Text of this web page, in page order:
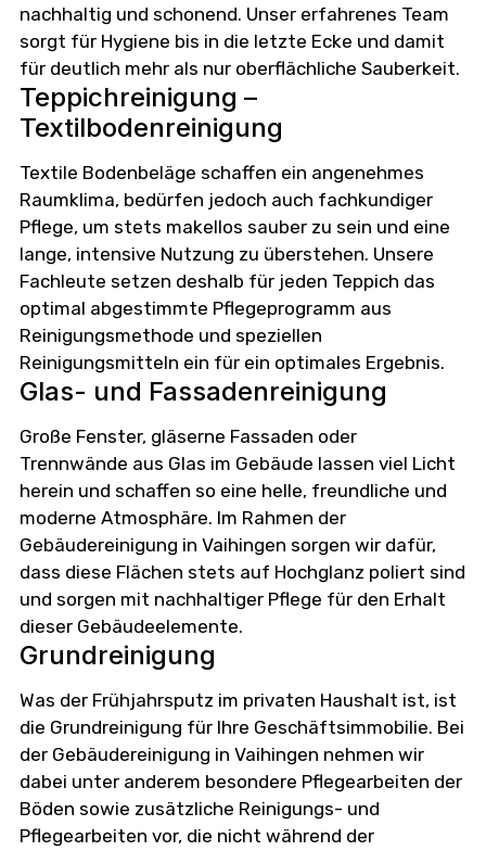
nachhaltig und schonend. Unser erfahrenes Team
sorgt für Hygiene bis in die letzte Ecke und damit
für deutlich mehr als nur oberflächliche Sauberkeit.
Teppichreinigung –
Textilbodenreinigung
Textile Bodenbeläge schaffen ein angenehmes
Raumklima, bedürfen jedoch auch fachkundiger
Pflege, um stets makellos sauber zu sein und eine
lange, intensive Nutzung zu überstehen. Unsere
Fachleute setzen deshalb für jeden Teppich das
optimal abgestimmte Pflegeprogramm aus
Reinigungsmethode und speziellen
Reinigungsmitteln ein für ein optimales Ergebnis.
Glas- und Fassadenreinigung
Große Fenster, gläserne Fassaden oder
Trennwände aus Glas im Gebäude lassen viel Licht
herein und schaffen so eine helle, freundliche und
moderne Atmosphäre. Im Rahmen der
Gebäudereinigung in Vaihingen sorgen wir dafür,
dass diese Flächen stets auf Hochglanz poliert sind
und sorgen mit nachhaltiger Pflege für den Erhalt
dieser Gebäudeelemente.
Grundreinigung
Was der Frühjahrsputz im privaten Haushalt ist, ist
die Grundreinigung für Ihre Geschäftsimmobilie. Bei
der Gebäudereinigung in Vaihingen nehmen wir
dabei unter anderem besondere Pflegearbeiten der
Böden sowie zusätzliche Reinigungs- und
Pflegearbeiten vor, die nicht während der